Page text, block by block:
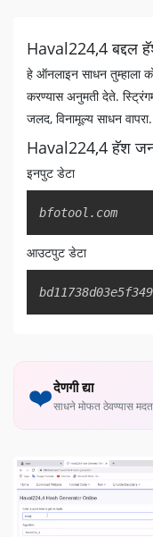
Haval224,4 बद्दल
हे ऑनलाइन साधन तुम्हाला
करण्यास अनुमती देते.
जलद, विनामूल्य साधन वापरा.
Haval224,4 हॅश
इनपुट डेटा
bfotool.com
आउटपुट डेटा
❤️देणगी द्या
साधने मोफत ठेवण्यास